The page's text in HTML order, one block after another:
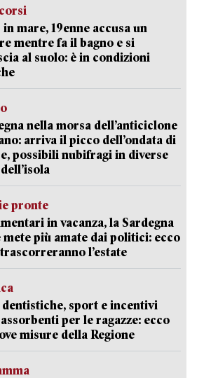
in mare, 19enne accusa un
mentre fa il bagno e si
al suolo: è in condizioni
nella morsa dell’anticiclone
arriva il picco dell’ondata di
possibili nubifragi in diverse
pronte
in vacanza, la Sardegna
mete più amate dai politici: ecco
l’estate
dentistiche, sport e incentivi
per le ragazze: ecco
misure della Regione